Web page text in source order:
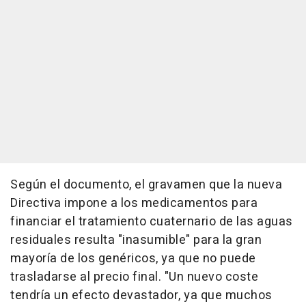
Según el documento, el gravamen que la nueva
Directiva impone a los medicamentos para
financiar el tratamiento cuaternario de las aguas
residuales resulta "inasumible" para la gran
mayoría de los genéricos, ya que no puede
trasladarse al precio final. "Un nuevo coste
tendría un efecto devastador, ya que muchos